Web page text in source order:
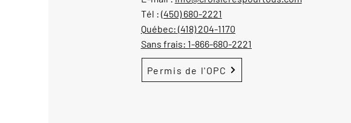
Tél : (450) 680-2221
Québec: (418) 204-1170
Sans frais: 1-866-680-2221
Permis de l'OPC